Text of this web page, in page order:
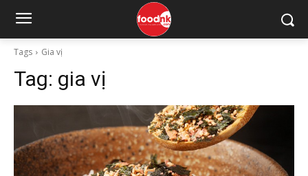
Tags Gia vị
Tag: gia vị